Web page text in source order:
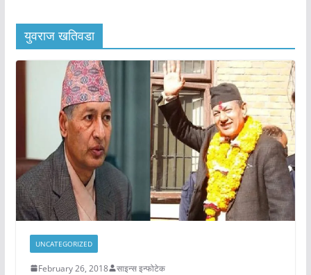
युवराज खतिवडा
UNCATEGORIZED
February 26, 2018 साइन्स इन्फोटेक